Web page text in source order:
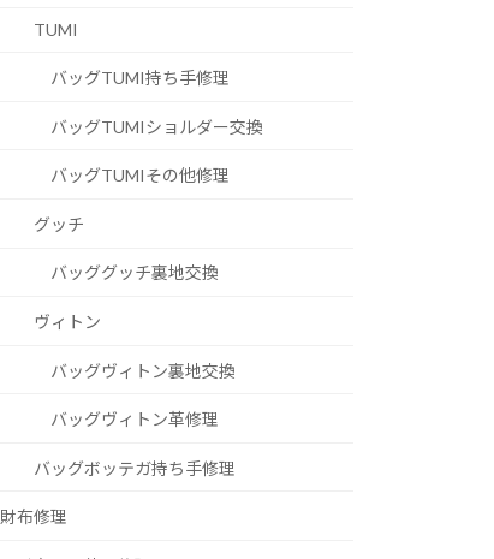
TUMI
バッグTUMI持ち手修理
バッグTUMIショルダー交換
バッグTUMIその他修理
グッチ
バッググッチ裏地交換
ヴィトン
バッグヴィトン裏地交換
バッグヴィトン革修理
バッグボッテガ持ち手修理
財布修理